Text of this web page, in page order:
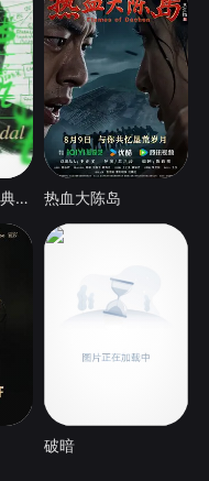
Trustor丑闻：瑞典金融案内幕 热血大陈岛
破暗